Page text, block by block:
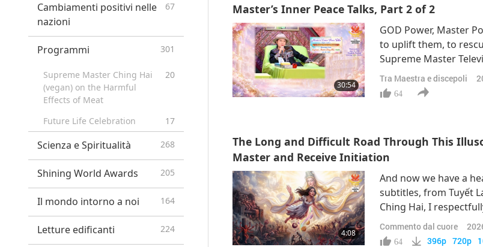
Cambiamenti positivi nelle
nazioni
67
Programmi 301
Supreme Master Ching Hai
(vegan) on the Harmful
Effects of Meat
20
Future Life Celebration 17
Scienza e Spiritualità 268
Shining World Awards 205
Il mondo intorno a noi 164
Letture edificanti 224
Master’s Inner Peace Talks, Part 2 of 2
30:54
GOD Power, Master
to uplift them, to
Supreme Master
worldly mind to be
more easily. So
Tra Maestra e discepoli
64
The Long and Difficult Road Through This
Master and Receive Initiation
4:08
And now we have a
subtitles, from Tuyết
Ching Hai, I
and affinity on the
that time, I suffered
Commento dal cuore
64 396p 720p